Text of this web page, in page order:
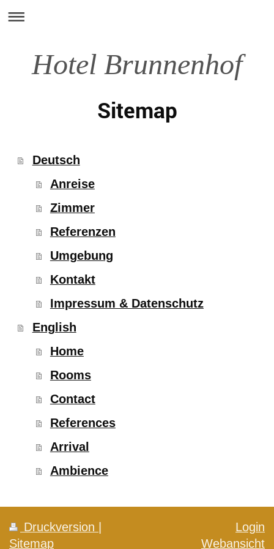
Hotel Brunnenhof
Sitemap
Deutsch
Anreise
Zimmer
Referenzen
Umgebung
Kontakt
Impressum & Datenschutz
English
Home
Rooms
Contact
References
Arrival
Ambience
Druckversion
Sitemap
Login
Webansicht